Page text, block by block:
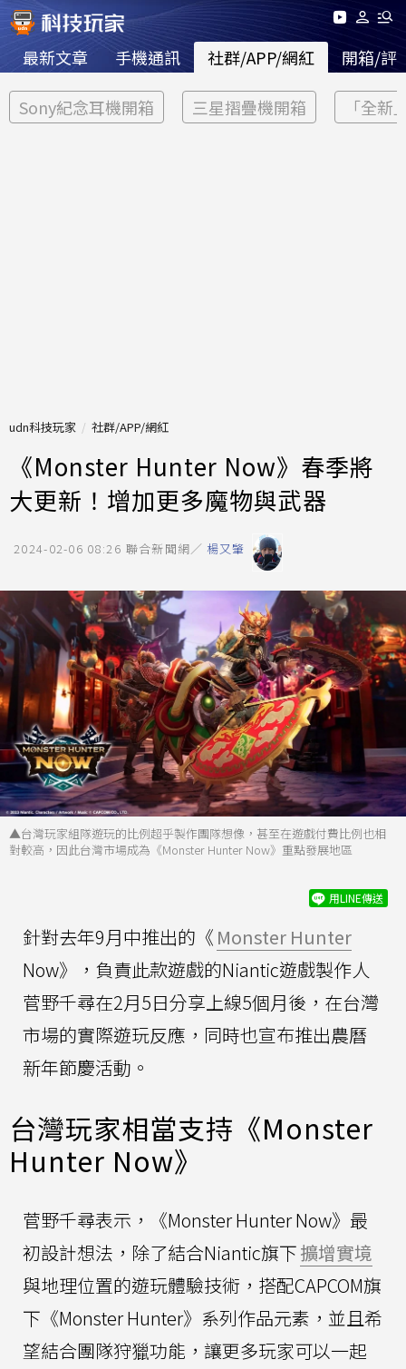
最新文章 手機通訊 社群/APP/網紅 開箱/評
Sony紀念耳機開箱 三星摺疊機開箱 「全新
udn科技玩家 社群/APP/網紅
《Monster Hunter Now》春季將
大更新！增加更多魔物與武器
2024-02-06 08:26 聯合新聞網／ 楊又肇
▲台灣玩家組隊遊玩的比例超乎製作團隊想像，甚至在遊戲付費比例也相
對較高，因此台灣市場成為《Monster Hunter Now》重點發展地區
用LINE傳送
針對去年9月中推出的《 Monster Hunter
Now》，負責此款遊戲的Niantic遊戲製作人
菅野千尋在2月5日分享上線5個月後，在台灣
市場的實際遊玩反應，同時也宣布推出農曆
新年節慶活動。
台灣玩家相當支持《Monster
Hunter Now》
菅野千尋表示，《Monster Hunter Now》最
初設計想法，除了結合Niantic旗下擴增實境
與地理位置的遊玩體驗技術，搭配CAPCOM旗
下《Monster Hunter》系列作品元素，並且希
望結合團隊狩獵功能，讓更多玩家可以一起